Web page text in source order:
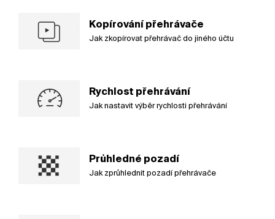
Kopírování přehrávače
Jak zkopírovat přehrávač do jiného účtu
Rychlost přehrávání
Jak nastavit výběr rychlosti přehrávání
Průhledné pozadí
Jak zprůhlednit pozadí přehrávače